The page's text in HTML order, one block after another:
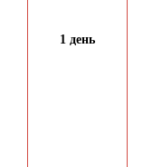
1 день